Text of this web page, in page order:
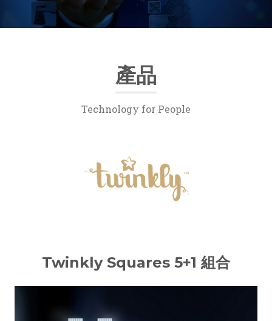
產品
Technology for People
Twinkly Squares 5+1 組合